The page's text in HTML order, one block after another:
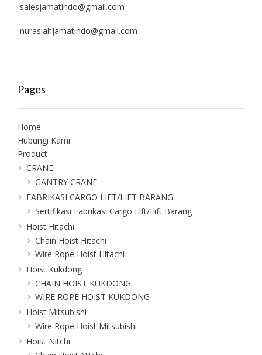
salesjamatindo@gmail.com
nurasiahjamatindo@gmail.com
Pages
Home
Hubungi Kami
Product
CRANE
GANTRY CRANE
FABRIKASI CARGO LIFT/LIFT BARANG
Sertifikasi Fabrikasi Cargo Lift/Lift Barang
Hoist Hitachi
Chain Hoist Hitachi
Wire Rope Hoist Hitachi
Hoist Kukdong
CHAIN HOIST KUKDONG
WIRE ROPE HOIST KUKDONG
Hoist Mitsubishi
Wire Rope Hoist Mitsubishi
Hoist Nitchi